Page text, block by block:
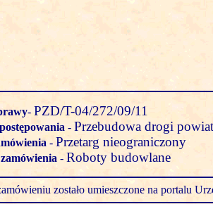
- PZD/T-04/272/09/11
- Przebudowa drogi
- Przetarg nieograniczony
- Roboty budowlane
zostało umieszczone na portalu